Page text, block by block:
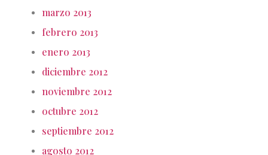
marzo 2013
febrero 2013
enero 2013
diciembre 2012
noviembre 2012
octubre 2012
septiembre 2012
agosto 2012